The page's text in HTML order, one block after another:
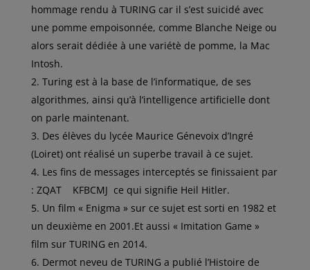
hommage rendu à TURING car il s’est suicidé avec
une pomme empoisonnée, comme Blanche Neige ou
alors serait dédiée à une variétè de pomme, la Mac
Intosh.
Turing est à la base de l’informatique, de ses
algorithmes, ainsi qu’à l’intelligence artificielle dont
on parle maintenant.
Des élèves du lycée Maurice Génevoix d’Ingré
(Loiret) ont réalisé un superbe travail à ce sujet.
Les fins de messages interceptés se finissaient par
: ZQAT KFBCMJ ce qui signifie Heil Hitler.
Un film « Enigma » sur ce sujet est sorti en 1982 et
un deuxième en 2001.Et aussi « Imitation Game »
film sur TURING en 2014.
Dermot neveu de TURING a publié l’Histoire de